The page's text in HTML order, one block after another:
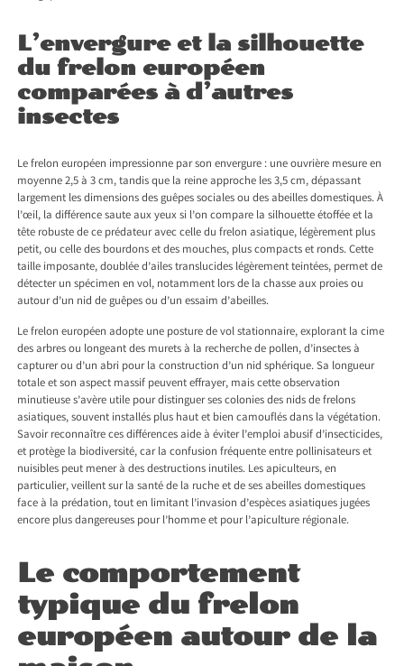
L’envergure et la silhouette
du frelon européen
comparées à d’autres
insectes
Le frelon européen impressionne par son envergure : une ouvrière mesure en
moyenne 2,5 à 3 cm, tandis que la reine approche les 3,5 cm, dépassant
largement les dimensions des guêpes sociales ou des abeilles domestiques. À
l’œil, la différence saute aux yeux si l’on compare la silhouette étoffée et la
tête robuste de ce prédateur avec celle du frelon asiatique, légèrement plus
petit, ou celle des bourdons et des mouches, plus compacts et ronds. Cette
taille imposante, doublée d’ailes translucides légèrement teintées, permet de
détecter un spécimen en vol, notamment lors de la chasse aux proies ou
autour d’un nid de guêpes ou d’un essaim d’abeilles.
Le frelon européen adopte une posture de vol stationnaire, explorant la cime
des arbres ou longeant des murets à la recherche de pollen, d’insectes à
capturer ou d’un abri pour la construction d’un nid sphérique. Sa longueur
totale et son aspect massif peuvent effrayer, mais cette observation
minutieuse s’avère utile pour distinguer ses colonies des nids de frelons
asiatiques, souvent installés plus haut et bien camouflés dans la végétation.
Savoir reconnaître ces différences aide à éviter l’emploi abusif d’insecticides,
et protège la biodiversité, car la confusion fréquente entre pollinisateurs et
nuisibles peut mener à des destructions inutiles. Les apiculteurs, en
particulier, veillent sur la santé de la ruche et de ses abeilles domestiques
face à la prédation, tout en limitant l’invasion d’espèces asiatiques jugées
encore plus dangereuses pour l’homme et pour l’apiculture régionale.
Le comportement
typique du frelon
européen autour de la